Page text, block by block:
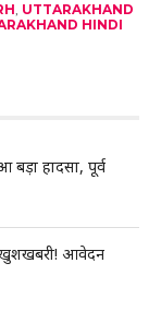
UTTARAKHAND
HINDI
बड़ा हादसा, पूर्व
खुशखबरी! आवेदन